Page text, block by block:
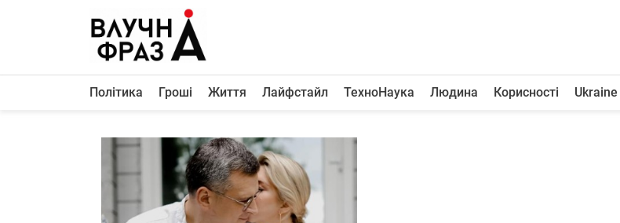
Політика
Лайфстайл
ТехноНаука
Політика Гроші Життя Лайфстайл ТехноНаука Людина Корисності Ukraine